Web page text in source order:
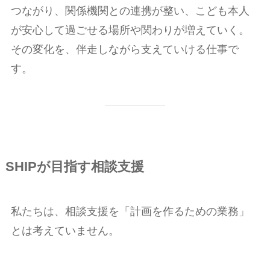
つながり、関係機関との連携が整い、こども本人
が安心して過ごせる場所や関わりが増えていく。
その変化を、伴走しながら支えていける仕事で
す。
SHIPが目指す相談支援
私たちは、相談支援を「計画を作るための業務」
とは考えていません。